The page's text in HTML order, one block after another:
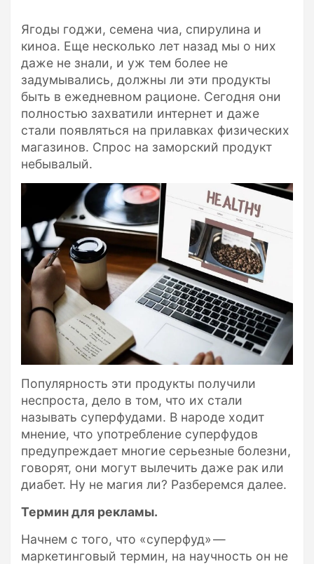
Ягоды годжи, семена чиа, спирулина и
киноа. Еще несколько лет назад мы о них
даже не знали, и уж тем более не
задумывались, должны ли эти продукты
быть в ежедневном рационе. Сегодня они
полностью захватили интернет и даже
стали появляться на прилавках физических
магазинов. Спрос на заморский продукт
небывалый.
Популярность эти продукты получили
неспроста, дело в том, что их стали
называть суперфудами. В народе ходит
мнение, что употребление суперфудов
предупреждает многие серьезные болезни,
говорят, они могут вылечить даже рак или
диабет. Ну не магия ли? Разберемся далее.
Термин для рекламы.
Начнем с того, что «суперфуд» —
маркетинговый термин, на научность он не